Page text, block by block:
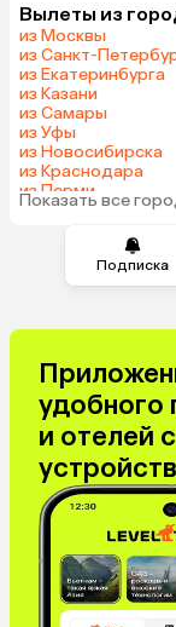
Подписка
Вылеты из
из Москвы
из Санкт-
из Екатеринбурга
из Казани
из Самары
из Уфы
из Новосибирска
из Краснодара
из Перми
из Сочи
Показать все
удобного
и отелей
устройств